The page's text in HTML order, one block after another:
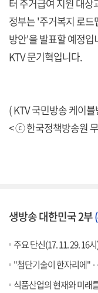
터 주거급여 지원 대
정부는 '주거복지 로
방안'을 발표할 예정입
KTV 문기혁입니다.
( KTV 국민방송 케이
< ⓒ 한국정책방송원
생방송 대한민국 2부
주요 단신(17. 11. 29. 16
"첨단기술이 한자리에"
식품산업의 현재와 미래